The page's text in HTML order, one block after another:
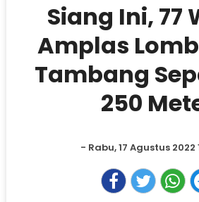
Siang Ini, 77
Amplas
Tambang
250
- Rabu, 17 Agustus 2022